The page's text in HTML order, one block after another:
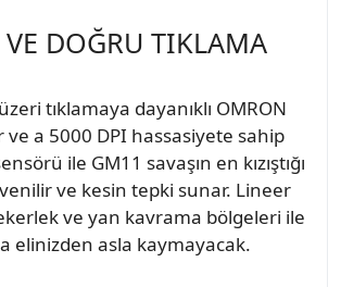
DOĞRU TIKLAMA
tıklamaya dayanıklı OMRON
a 5000 DPI hassasiyete sahip
ile GM11 savaşın en kızıştığı
ve kesin tepki sunar. Lineer
ve yan kavrama bölgeleri ile
elinizden asla kaymayacak.